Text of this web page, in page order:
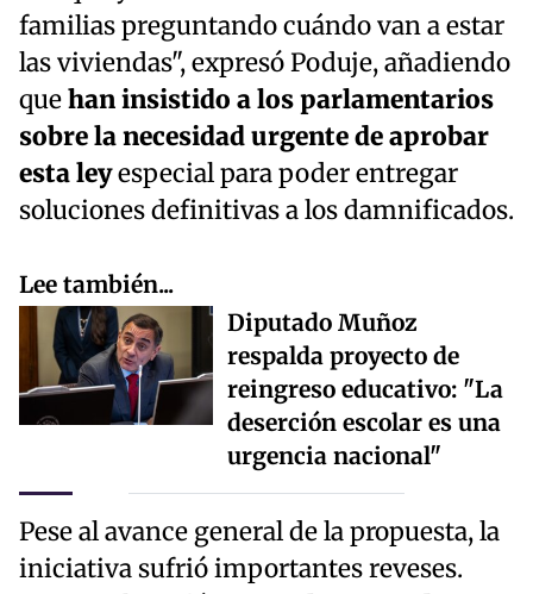
familias preguntando cuándo van a estar
las viviendas", expresó Poduje, añadiendo
quehan insistido a los parlamentarios
sobre la necesidad urgente de aprobar
esta leyespecial para poder entregar
soluciones definitivas a los damnificados.
Lee también...
Diputado Muñoz
respalda proyecto de
reingreso educativo: "La
deserción escolar es una
urgencia nacional"
Pese al avance general de la propuesta, la
iniciativa sufrió importantes reveses.